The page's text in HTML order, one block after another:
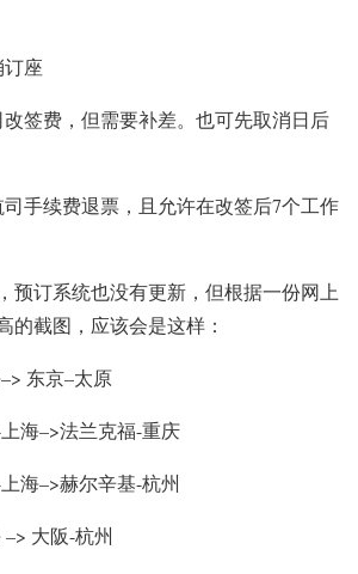
订座
改签费，但需要补差。也可先取消日后
司手续费退票，且允许在改签后7个工作
预订系统也没有更新，但根据一份网上
的截图，应该会是这样：
东京–太原
海–>法兰克福-重庆
海–>赫尔辛基-杭州
–> 大阪-杭州